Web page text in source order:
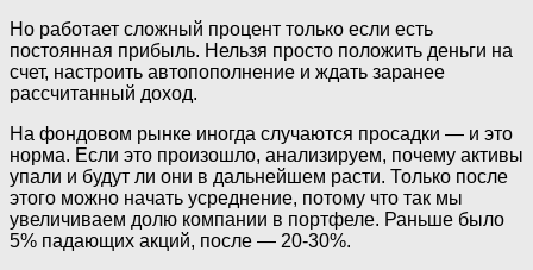
Но работает сложный процент только если есть
постоянная прибыль. Нельзя просто положить деньги на
счет, настроить автопополнение и ждать заранее
рассчитанный доход.
На фондовом рынке иногда случаются просадки — и это
норма. Если это произошло, анализируем, почему активы
упали и будут ли они в дальнейшем расти. Только после
этого можно начать усреднение, потому что так мы
увеличиваем долю компании в портфеле. Раньше было
5% падающих акций, после — 20-30%.